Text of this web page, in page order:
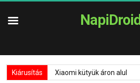
NapiDroid
Kiárusítás Xiaomi kütyük áron alul